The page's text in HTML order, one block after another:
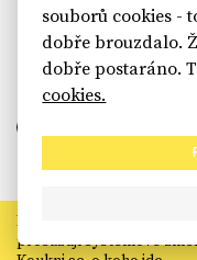
sinfin.digital
Rekonstrukce státu
prosazují systémové
souborů cookies -
dobře brouzdalo.
dobře postaráno.
cookies.